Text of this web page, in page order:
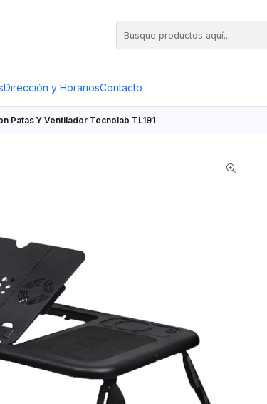
Dirección y HorariosContacto
Patas Y Ventilador Tecnolab TL191